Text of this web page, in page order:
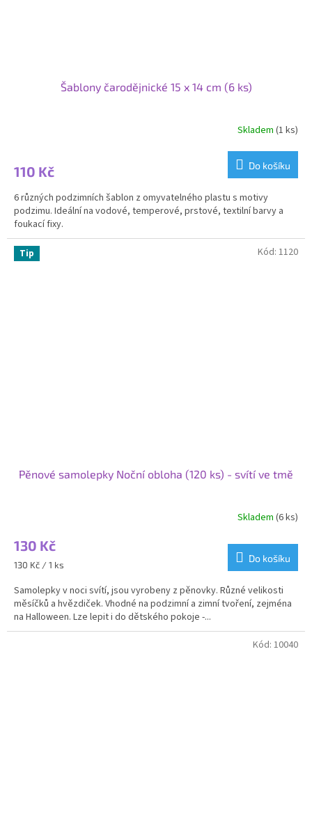
Šablony čarodějnické 15 x 14 cm (6 ks)
Skladem (1 ks)
110 Kč Do košíku
6 různých podzimních šablon z omyvatelného plastu s motivy
podzimu. Ideální na vodové, temperové, prstové, textilní barvy a
foukací fixy.
Tip
Pěnové samolepky Noční obloha (120 ks) - svítí ve tmě
Skladem (6 ks)
130 Kč
Měrná
130 Kč / 1 ks
Do košíku
Samolepky v noci svítí, jsou vyrobeny z pěnovky. Různé velikosti
měsíčků a hvězdiček. Vhodné na podzimní a zimní tvoření, zejména
na Halloween. Lze lepit i do dětského pokoje -...
Kód: 1120
Kód: 10040